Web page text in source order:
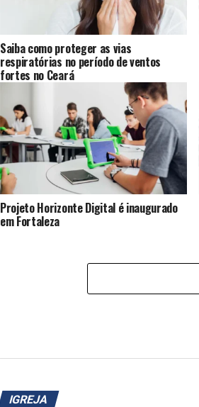
Saiba como proteger as vias
respiratórias no período de ventos
fortes no Ceará
Projeto Horizonte Digital é inaugurado
em Fortaleza
IGREJA